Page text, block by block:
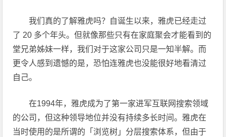
我们真的了解雅虎吗？自诞生以来，雅虎已经走过
了 20 多个年头。但就像那些只有在家庭聚会才能看到的
堂兄弟姊妹一样，我们对于这家公司只是一知半解。而
更令人感到遗憾的是，恐怕连雅虎也没能很好地看清过
自己。
在1994年，雅虎成为了第一家进军互联网搜索领域
的公司，但这种领导地位并没有持续多长时间。雅虎在
当时使用的是所谓的「浏览树」分层搜索体系，但由于